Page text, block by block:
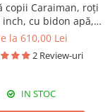
copii Caraiman, roți
inch, cu bidon apă,
verde
la 610,00 Lei
2 Review-uri
IN STOC